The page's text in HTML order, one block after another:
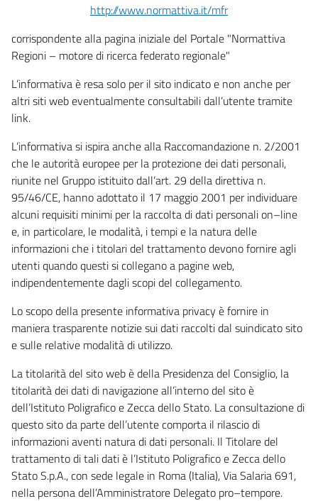
http://www.normattiva.it/mfr
corrispondente alla pagina iniziale del Portale "Normattiva
Regioni – motore di ricerca federato regionale"
L’informativa è resa solo per il sito indicato e non anche per
altri siti web eventualmente consultabili dall’utente tramite
link.
L’informativa si ispira anche alla Raccomandazione n. 2/2001
che le autorità europee per la protezione dei dati personali,
riunite nel Gruppo istituito dall’art. 29 della direttiva n.
95/46/CE, hanno adottato il 17 maggio 2001 per individuare
alcuni requisiti minimi per la raccolta di dati personali on–line
e, in particolare, le modalità, i tempi e la natura delle
informazioni che i titolari del trattamento devono fornire agli
utenti quando questi si collegano a pagine web,
indipendentemente dagli scopi del collegamento.
Lo scopo della presente informativa privacy è fornire in
maniera trasparente notizie sui dati raccolti dal suindicato sito
e sulle relative modalità di utilizzo.
La titolarità del sito web è della Presidenza del Consiglio, la
titolarità dei dati di navigazione all’interno del sito è
dell’Istituto Poligrafico e Zecca dello Stato. La consultazione di
questo sito da parte dell’utente comporta il rilascio di
informazioni aventi natura di dati personali. Il Titolare del
trattamento di tali dati è l’Istituto Poligrafico e Zecca dello
Stato S.p.A., con sede legale in Roma (Italia), Via Salaria 691,
nella persona dell’Amministratore Delegato pro–tempore.